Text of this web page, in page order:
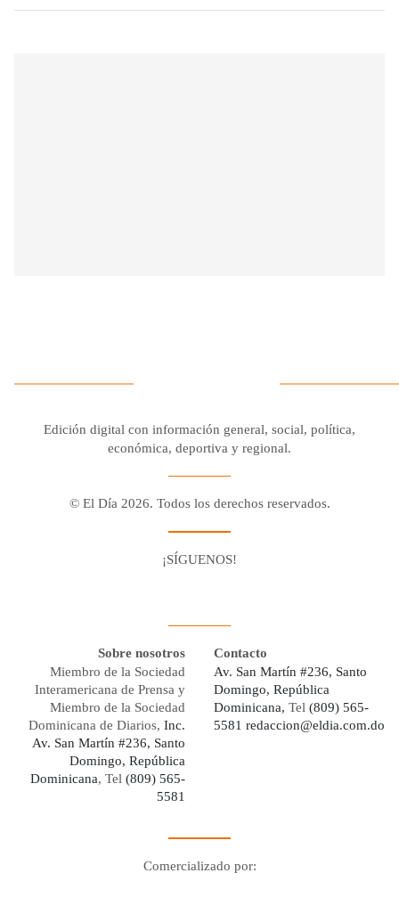
Edición digital con información general, social, política,
económica, deportiva y regional.
© El Día 2026. Todos los derechos reservados.
¡SÍGUENOS!
Sobre nosotros
Miembro de la Sociedad
Interamericana de Prensa y
Miembro de la Sociedad
Dominicana de Diarios, Inc.
Av. San Martín #236, Santo
Domingo, República
Dominicana, Tel (809) 565-
5581
Contacto
Av. San Martín #236, Santo
Domingo, República
Dominicana, Tel (809) 565-
5581 redaccion@eldia.com.do
Comercializado por: